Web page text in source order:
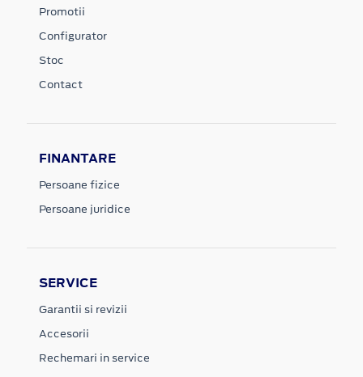
Promotii
Configurator
Stoc
Contact
FINANTARE
Persoane fizice
Persoane juridice
SERVICE
Garantii si revizii
Accesorii
Rechemari in service